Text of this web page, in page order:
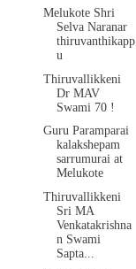
Melukote Shri
Selva Naranar
thiruvanthikapp
u
Thiruvallikkeni
Dr MAV
Swami 70 !
Guru Paramparai
kalakshepam
sarrumurai at
Melukote
Thiruvallikkeni
Sri MA
Venkatakrishna
n Swami
Sapta...